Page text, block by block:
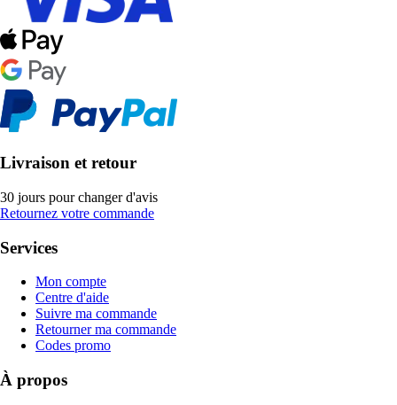
Livraison et retour
30 jours pour changer d'avis
Retournez votre commande
Services
Mon compte
Centre d'aide
Suivre ma commande
Retourner ma commande
Codes promo
À propos